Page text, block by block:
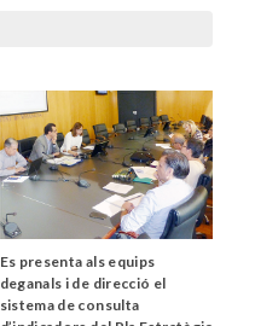
Es presenta als equips
deganals i de direcció el
sistema de consulta